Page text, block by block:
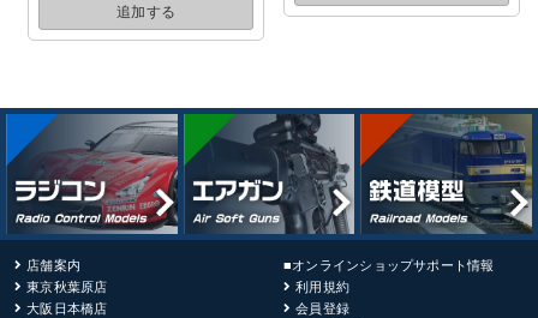
追加する
店舗案内
東京秋葉原店
大阪日本橋店
■オンラインショップサポート情報
利用規約
会員登録